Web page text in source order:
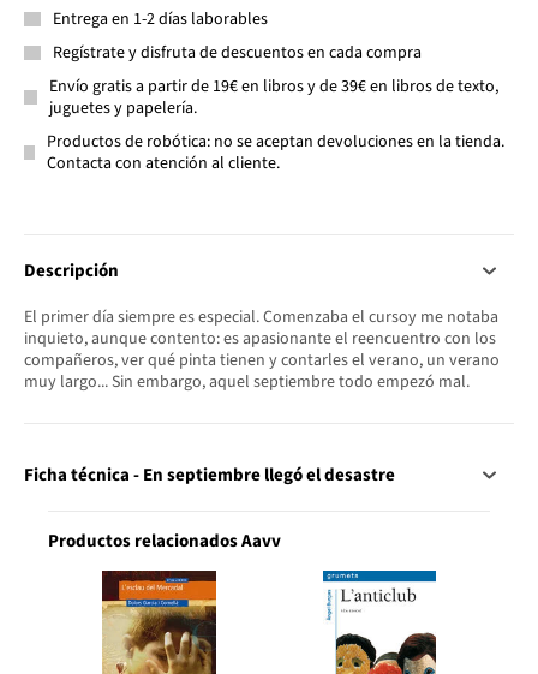
Entrega en 1-2 días laborables
Regístrate y disfruta de descuentos en cada compra
Envío gratis a partir de 19€ en libros y de 39€ en libros de texto,
juguetes y papelería.
Productos de robótica: no se aceptan devoluciones en la tienda.
Contacta con atención al cliente.
Descripción
El primer día siempre es especial. Comenzaba el cursoy me notaba
inquieto, aunque contento: es apasionante el reencuentro con los
compañeros, ver qué pinta tienen y contarles el verano, un verano
muy largo... Sin embargo, aquel septiembre todo empezó mal.
Ficha técnica - En septiembre llegó el desastre
Productos relacionados Aavv